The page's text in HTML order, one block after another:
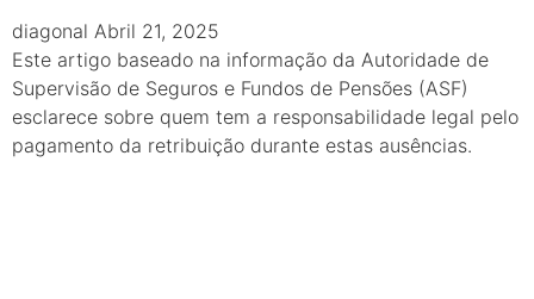
diagonal Abril 21, 2025
Este artigo baseado na informação da Autoridade de
Supervisão de Seguros e Fundos de Pensões (ASF)
esclarece sobre quem tem a responsabilidade legal pelo
pagamento da retribuição durante estas ausências.